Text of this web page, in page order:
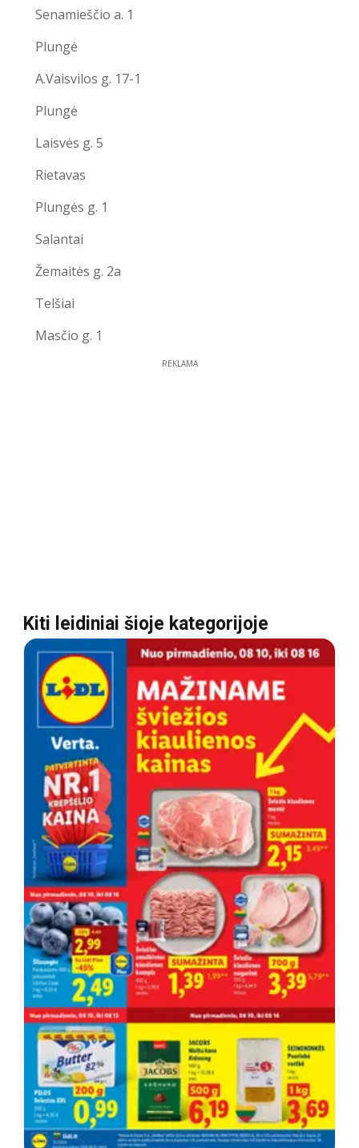
Senamieščio a. 1
Plungė
A.Vaisvilos g. 17-1
Plungė
Laisvės g. 5
Rietavas
Plungės g. 1
Salantai
Žemaitės g. 2a
Telšiai
Masčio g. 1
REKLAMA
Kiti leidiniai šioje kategorijoje